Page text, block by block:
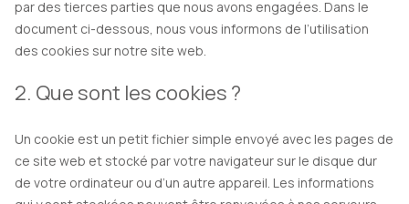
par des tierces parties que nous avons engagées. Dans le
document ci-dessous, nous vous informons de l’utilisation
des cookies sur notre site web.
2. Que sont les cookies ?
Un cookie est un petit fichier simple envoyé avec les pages de
ce site web et stocké par votre navigateur sur le disque dur
de votre ordinateur ou d’un autre appareil. Les informations